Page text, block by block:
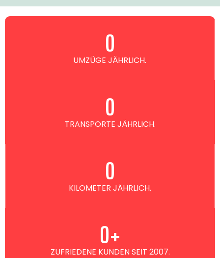
UMZÜGE JÄHRLICH.
0
TRANSPORTE JÄHRLICH.
0
KILOMETER JÄHRLICH.
0
ZUFRIEDENE KUNDEN SEIT 2007.
0+